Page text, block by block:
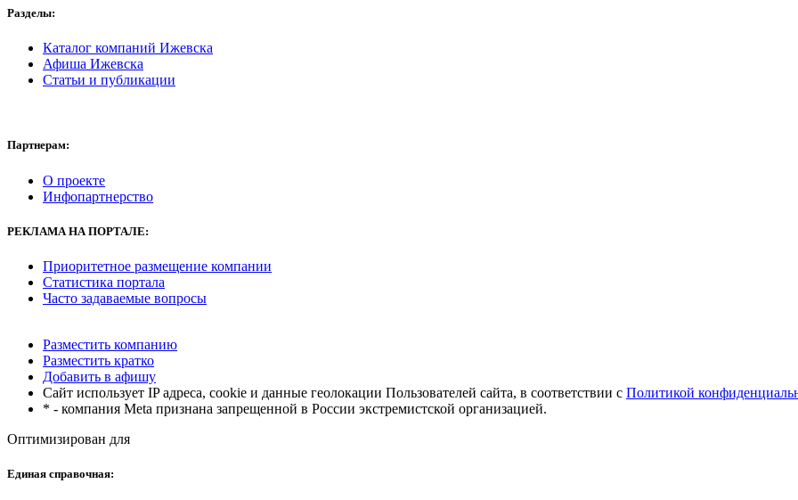
Разделы:
Каталог компаний Ижевска
Афиша Ижевска
Статьи и публикации
Партнерам:
О проекте
Инфопартнерство
РЕКЛАМА НА ПОРТАЛЕ:
Приоритетное размещение компании
Статистика портала
Часто задаваемые вопросы
Разместить компанию
Разместить кратко
Добавить в афишу
Сайт использует IP адреса, cookie и данные геолокации Пользователей сайта, в соответствии с Политикой
* - компания Meta признана запрещенной в России экстремистской организацией.
Оптимизирован для
Единая справочная: